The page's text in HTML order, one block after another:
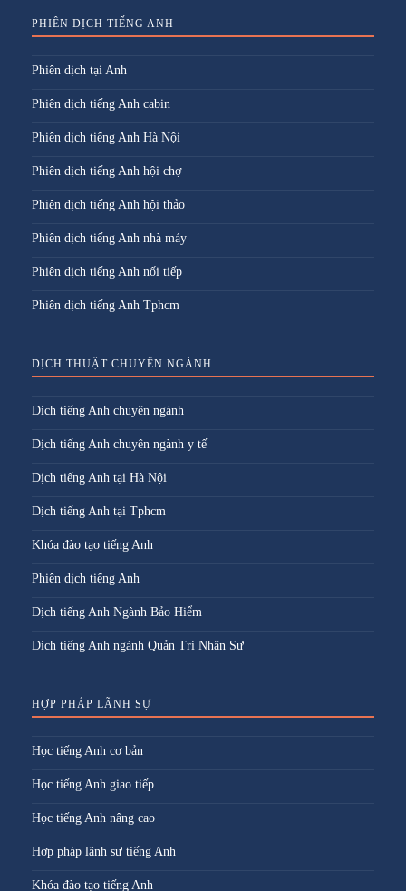
PHIÊN DỊCH TIẾNG ANH
Phiên dịch tại Anh
Phiên dịch tiếng Anh cabin
Phiên dịch tiếng Anh Hà Nội
Phiên dịch tiếng Anh hội chợ
Phiên dịch tiếng Anh hội thảo
Phiên dịch tiếng Anh nhà máy
Phiên dịch tiếng Anh nối tiếp
Phiên dịch tiếng Anh Tphcm
DỊCH THUẬT CHUYÊN NGÀNH
Dịch tiếng Anh chuyên ngành
Dịch tiếng Anh chuyên ngành y tế
Dịch tiếng Anh tại Hà Nội
Dịch tiếng Anh tại Tphcm
Khóa đào tạo tiếng Anh
Phiên dịch tiếng Anh
Dịch tiếng Anh Ngành Bảo Hiểm
Dịch tiếng Anh ngành Quản Trị Nhân Sự
HỢP PHÁP LÃNH SỰ
Học tiếng Anh cơ bản
Học tiếng Anh giao tiếp
Học tiếng Anh nâng cao
Hợp pháp lãnh sự tiếng Anh
Khóa đào tạo tiếng Anh